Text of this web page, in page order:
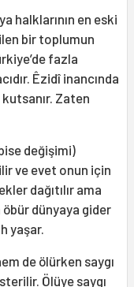
halklarının en eski
bir toplumun
fazla
Êzidî inancında
Zaten
değişimi)
ve evet onun için
dağıtılır ama
öbür dünyaya gider
yaşar.
de ölürken saygı
Ölüye saygı